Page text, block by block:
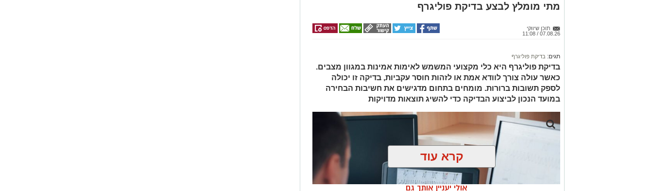
מתי מומלץ לבצע בדיקת פוליגרף
תוכן שיווקי
07.08.26 / 11:08
תגים: בדיקת פוליגרף
בדיקת פוליגרף היא כלי מקצועי המשמש לאימות אמינות במגוון מצבים.
כאשר עולה צורך לוודא אמת או לזהות חוסר עקביות, בדיקה זו יכולה
לספק תשובות ברורות. מומחים בתחום מדגישים את חשיבות הבחירה
במועד הנכון לביצוע הבדיקה כדי להשיג תוצאות מדויקות
קרא עוד
אולי יעניין אותך גם